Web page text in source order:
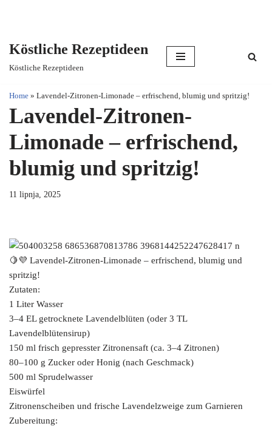
content
Köstliche Rezeptideen
Köstliche Rezeptideen
Home » Lavendel-Zitronen-Limonade – erfrischend, blumig und spritzig!
Lavendel-Zitronen-
Limonade – erfrischend,
blumig und spritzig!
11 lipnja, 2025
🍋💜 Lavendel-Zitronen-Limonade – erfrischend, blumig und
spritzig!
Zutaten:
1 Liter Wasser
3–4 EL getrocknete Lavendelblüten (oder 3 TL
Lavendelblütensirup)
150 ml frisch gepresster Zitronensaft (ca. 3–4 Zitronen)
80–100 g Zucker oder Honig (nach Geschmack)
500 ml Sprudelwasser
Eiswürfel
Zitronenscheiben und frische Lavendelzweige zum Garnieren
Zubereitung: